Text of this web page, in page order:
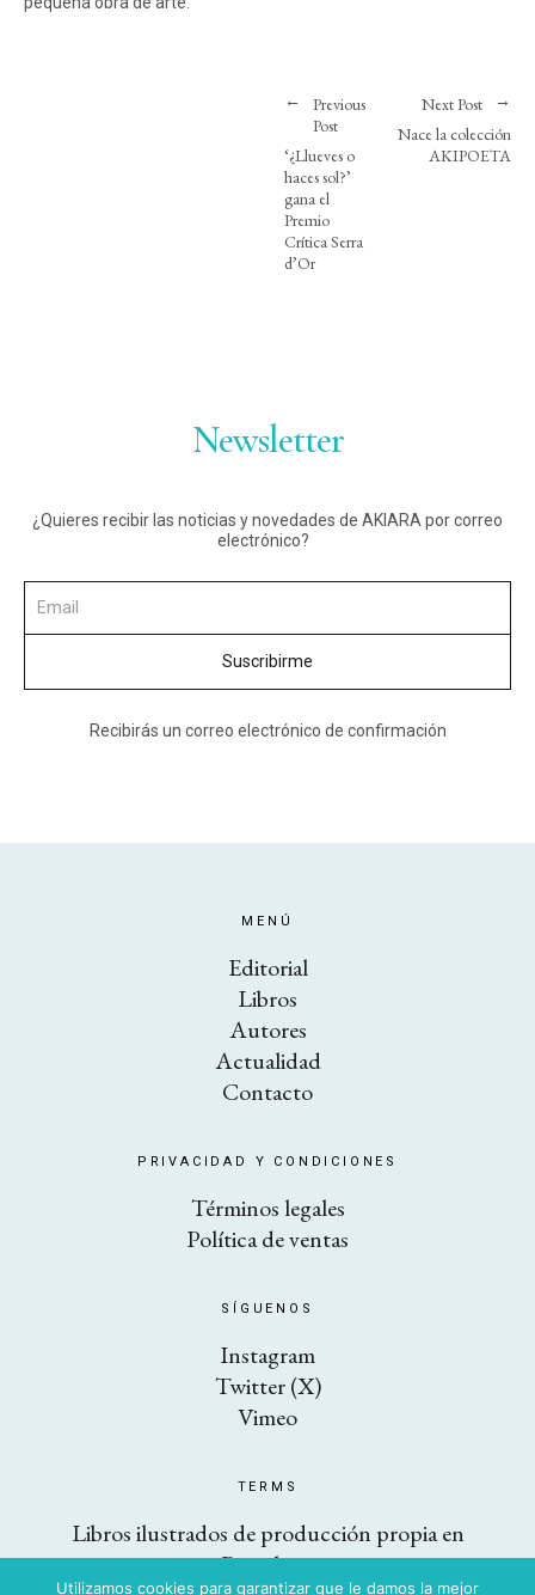
Previous
Post
‘¿Llueves o
haces sol?’
gana el
Premio
Crítica Serra
d’Or
Next Post
Nace la colección
AKIPOETA
Newsletter
¿Quieres recibir las noticias y novedades de AKIARA por correo
electrónico?
Recibirás un correo electrónico de confirmación
MENÚ
Editorial
Libros
Autores
Actualidad
Contacto
PRIVACIDAD Y CONDICIONES
Términos legales
Política de ventas
SÍGUENOS
Instagram
Twitter (X)
Vimeo
TERMS
Libros ilustrados de producción propia en
Barcelona
Utilizamos cookies para garantizar que le damos la mejor